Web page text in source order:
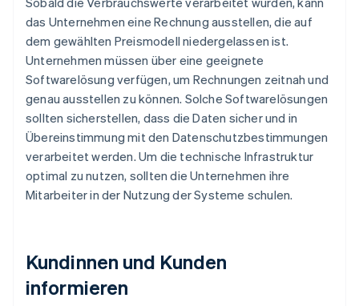
das Unternehmen eine Rechnung ausstellen, die auf
dem gewählten Preismodell niedergelassen ist.
Unternehmen müssen über eine geeignete
Softwarelösung verfügen, um Rechnungen zeitnah und
genau ausstellen zu können. Solche Softwarelösungen
sollten sicherstellen, dass die Daten sicher und in
Übereinstimmung mit den Datenschutzbestimmungen
verarbeitet werden. Um die technische Infrastruktur
optimal zu nutzen, sollten die Unternehmen ihre
Mitarbeiter in der Nutzung der Systeme schulen.
Kundinnen und Kunden
informieren